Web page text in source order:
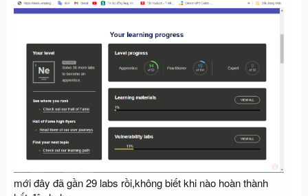
mới đây đã gần 29 labs rồi,không biết khi nào hoàn thành